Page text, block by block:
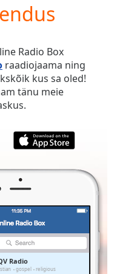
Radio Box
raadiojaama ning
kus sa oled!
tänu meie
Radio
gospel religious